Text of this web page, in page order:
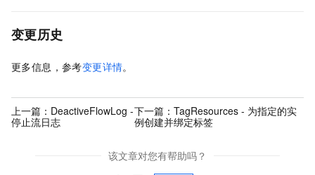
变更历史
更多信息，参考变更详情。
上一篇： DeactiveFlowLog -
停止流日志
下一篇： TagResources - 为指定的实
例创建并绑定标签
该文章对您有帮助吗？